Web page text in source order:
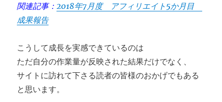
関連記事： 2018年7月度 アフィリエイト5か月目
成果報告
こうして成長を実感できているのは
ただ自分の作業量が反映された結果だけでなく、
サイトに訪れて下さる読者の皆様のおかげでもある
と思います。